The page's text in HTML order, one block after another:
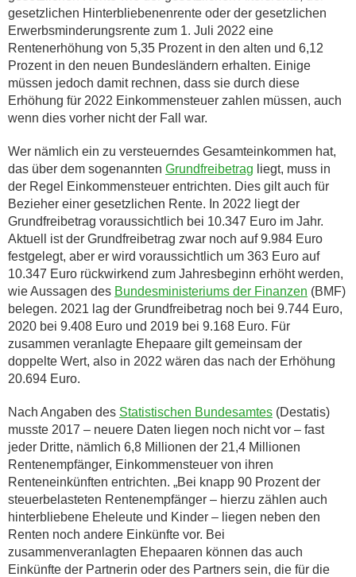
gesetzlichen Hinterbliebenenrente oder der gesetzlichen
Erwerbsminderungsrente zum 1. Juli 2022 eine
Rentenerhöhung von 5,35 Prozent in den alten und 6,12
Prozent in den neuen Bundesländern erhalten. Einige
müssen jedoch damit rechnen, dass sie durch diese
Erhöhung für 2022 Einkommensteuer zahlen müssen, auch
wenn dies vorher nicht der Fall war.
Wer nämlich ein zu versteuerndes Gesamteinkommen hat,
das über dem sogenannten Grundfreibetrag liegt, muss in
der Regel Einkommensteuer entrichten. Dies gilt auch für
Bezieher einer gesetzlichen Rente. In 2022 liegt der
Grundfreibetrag voraussichtlich bei 10.347 Euro im Jahr.
Aktuell ist der Grundfreibetrag zwar noch auf 9.984 Euro
festgelegt, aber er wird voraussichtlich um 363 Euro auf
10.347 Euro rückwirkend zum Jahresbeginn erhöht werden,
wie Aussagen des Bundesministeriums der Finanzen (BMF)
belegen. 2021 lag der Grundfreibetrag noch bei 9.744 Euro,
2020 bei 9.408 Euro und 2019 bei 9.168 Euro. Für
zusammen veranlagte Ehepaare gilt gemeinsam der
doppelte Wert, also in 2022 wären das nach der Erhöhung
20.694 Euro.
Nach Angaben des Statistischen Bundesamtes (Destatis)
musste 2017 – neuere Daten liegen noch nicht vor – fast
jeder Dritte, nämlich 6,8 Millionen der 21,4 Millionen
Rentenempfänger, Einkommensteuer von ihren
Renteneinkünften entrichten. „Bei knapp 90 Prozent der
steuerbelasteten Rentenempfänger – hierzu zählen auch
hinterbliebene Eheleute und Kinder – liegen neben den
Renten noch andere Einkünfte vor. Bei
zusammenveranlagten Ehepaaren können das auch
Einkünfte der Partnerin oder des Partners sein, die für die